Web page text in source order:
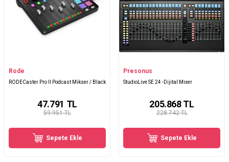
Rode
RODECaster Pro II Podcast Mikser / Black
59.951 TL
47.791 TL
Sepete Ekle
Presonus
StudioLive SE 24 -Dijital Mixer
228.742 TL
205.868TL
Sepete Ekle